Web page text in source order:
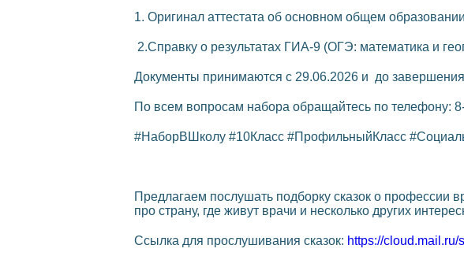
1. Оригинал аттестата об основном общем
2.Справку о результатах ГИА-9 (ОГЭ: математика и
Документы принимаются с 29.06.2026 и до завершения
По всем вопросам набора обращайтесь по телефону:
#НаборВШколу #10Класс #ПрофильныйКласс
Предлагаем послушать подборку сказок о профессии
про страну, где живут врачи и несколько других
Ссылка для прослушивания сказок: https://